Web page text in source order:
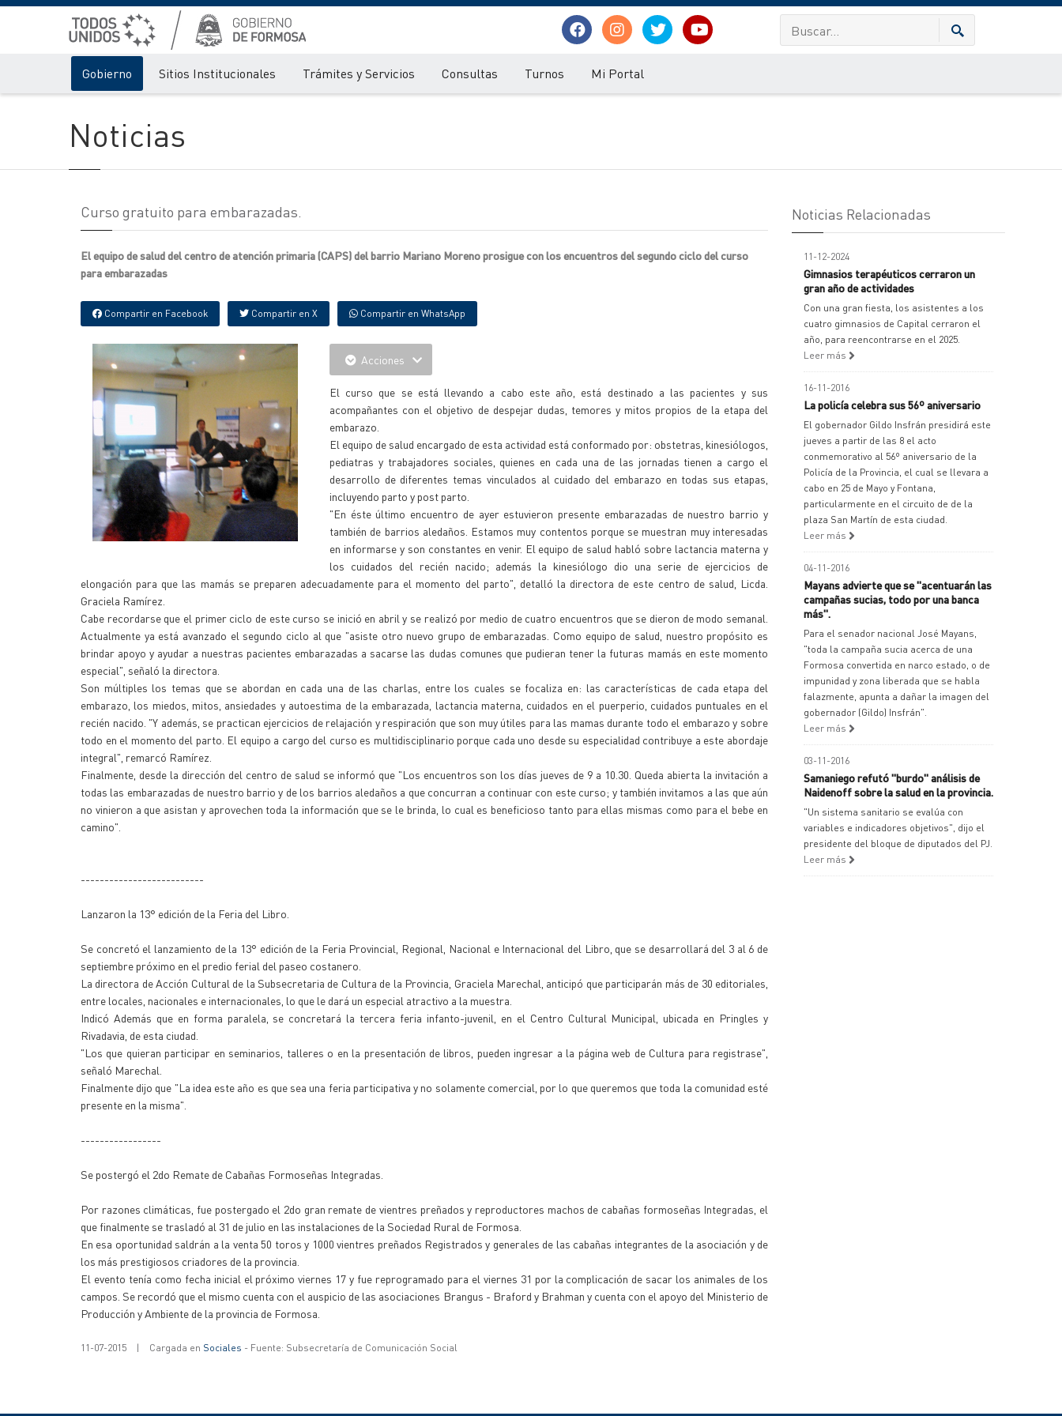
Gobierno Sitios Institucionales Trámites y Servicios Consultas Turnos Mi Portal
Noticias
Curso gratuito para embarazadas.
El equipo de salud del centro de atención primaria (CAPS) del barrio Mariano Moreno prosigue con los encuentros del segundo ciclo del curso
para embarazadas
Compartir en Facebook Compartir en X Compartir en WhatsApp
Acciones
El curso que se está llevando a cabo este año, está destinado a las pacientes y sus
acompañantes con el objetivo de despejar dudas, temores y mitos propios de la etapa del
embarazo.
El equipo de salud encargado de esta actividad está conformado por: obstetras, kinesiólogos,
pediatras y trabajadores sociales, quienes en cada una de las jornadas tienen a cargo el
desarrollo de diferentes temas vinculados al cuidado del embarazo en todas sus etapas,
incluyendo parto y post parto.
"En éste último encuentro de ayer estuvieron presente embarazadas de nuestro barrio y
también de barrios aledaños. Estamos muy contentos porque se muestran muy interesadas
en informarse y son constantes en venir. El equipo de salud habló sobre lactancia materna y
los cuidados del recién nacido; además la kinesiólogo dio una serie de ejercicios de
elongación para que las mamás se preparen adecuadamente para el momento del parto", detalló la directora de este centro de salud, Licda.
Graciela Ramírez.
Cabe recordarse que el primer ciclo de este curso se inició en abril y se realizó por medio de cuatro encuentros que se dieron de modo semanal.
Actualmente ya está avanzado el segundo ciclo al que "asiste otro nuevo grupo de embarazadas. Como equipo de salud, nuestro propósito es
brindar apoyo y ayudar a nuestras pacientes embarazadas a sacarse las dudas comunes que pudieran tener la futuras mamás en este momento
especial", señaló la directora.
Son múltiples los temas que se abordan en cada una de las charlas, entre los cuales se focaliza en: las características de cada etapa del
embarazo, los miedos, mitos, ansiedades y autoestima de la embarazada, lactancia materna, cuidados en el puerperio, cuidados puntuales en el
recién nacido. "Y además, se practican ejercicios de relajación y respiración que son muy útiles para las mamas durante todo el embarazo y sobre
todo en el momento del parto. El equipo a cargo del curso es multidisciplinario porque cada uno desde su especialidad contribuye a este abordaje
integral", remarcó Ramírez.
Finalmente, desde la dirección del centro de salud se informó que "Los encuentros son los días jueves de 9 a 10.30. Queda abierta la invitación a
todas las embarazadas de nuestro barrio y de los barrios aledaños a que concurran a continuar con este curso; y también invitamos a las que aún
no vinieron a que asistan y aprovechen toda la información que se le brinda, lo cual es beneficioso tanto para ellas mismas como para el bebe en
camino".
--------------------------
Lanzaron la 13° edición de la Feria del Libro.
Se concretó el lanzamiento de la 13° edición de la Feria Provincial, Regional, Nacional e Internacional del Libro, que se desarrollará del 3 al 6 de
septiembre próximo en el predio ferial del paseo costanero.
La directora de Acción Cultural de la Subsecretaria de Cultura de la Provincia, Graciela Marechal, anticipó que participarán más de 30 editoriales,
entre locales, nacionales e internacionales, lo que le dará un especial atractivo a la muestra.
Indicó Además que en forma paralela, se concretará la tercera feria infanto-juvenil, en el Centro Cultural Municipal, ubicada en Pringles y
Rivadavia, de esta ciudad.
"Los que quieran participar en seminarios, talleres o en la presentación de libros, pueden ingresar a la página web de Cultura para registrase",
señaló Marechal.
Finalmente dijo que "La idea este año es que sea una feria participativa y no solamente comercial, por lo que queremos que toda la comunidad esté
presente en la misma".
-----------------
Se postergó el 2do Remate de Cabañas Formoseñas Integradas.
Por razones climáticas, fue postergado el 2do gran remate de vientres preñados y reproductores machos de cabañas formoseñas Integradas, el
que finalmente se trasladó al 31 de julio en las instalaciones de la Sociedad Rural de Formosa.
En esa oportunidad saldrán a la venta 50 toros y 1000 vientres preñados Registrados y generales de las cabañas integrantes de la asociación y de
los más prestigiosos criadores de la provincia.
El evento tenía como fecha inicial el próximo viernes 17 y fue reprogramado para el viernes 31 por la complicación de sacar los animales de los
campos. Se recordó que el mismo cuenta con el auspicio de las asociaciones Brangus - Braford y Brahman y cuenta con el apoyo del Ministerio de
Producción y Ambiente de la provincia de Formosa.
11-07-2015 | Cargada en Sociales - Fuente: Subsecretaría de Comunicación Social
Noticias Relacionadas
11-12-2024
Gimnasios terapéuticos cerraron un
gran año de actividades
Con una gran fiesta, los asistentes a los
cuatro gimnasios de Capital cerraron el
año, para reencontrarse en el 2025.
Leer más
16-11-2016
La policía celebra sus 56º aniversario
El gobernador Gildo Insfrán presidirá este
jueves a partir de las 8 el acto
conmemorativo al 56º aniversario de la
Policía de la Provincia, el cual se llevara a
cabo en 25 de Mayo y Fontana,
particularmente en el circuito de de la
plaza San Martín de esta ciudad.
Leer más
04-11-2016
Mayans advierte que se "acentuarán las
campañas sucias, todo por una banca
más".
Para el senador nacional José Mayans,
"toda la campaña sucia acerca de una
Formosa convertida en narco estado, o de
impunidad y zona liberada que se habla
falazmente, apunta a dañar la imagen del
gobernador (Gildo) Insfrán".
Leer más
03-11-2016
Samaniego refutó "burdo" análisis de
Naidenoff sobre la salud en la provincia.
"Un sistema sanitario se evalúa con
variables e indicadores objetivos", dijo el
presidente del bloque de diputados del PJ.
Leer más